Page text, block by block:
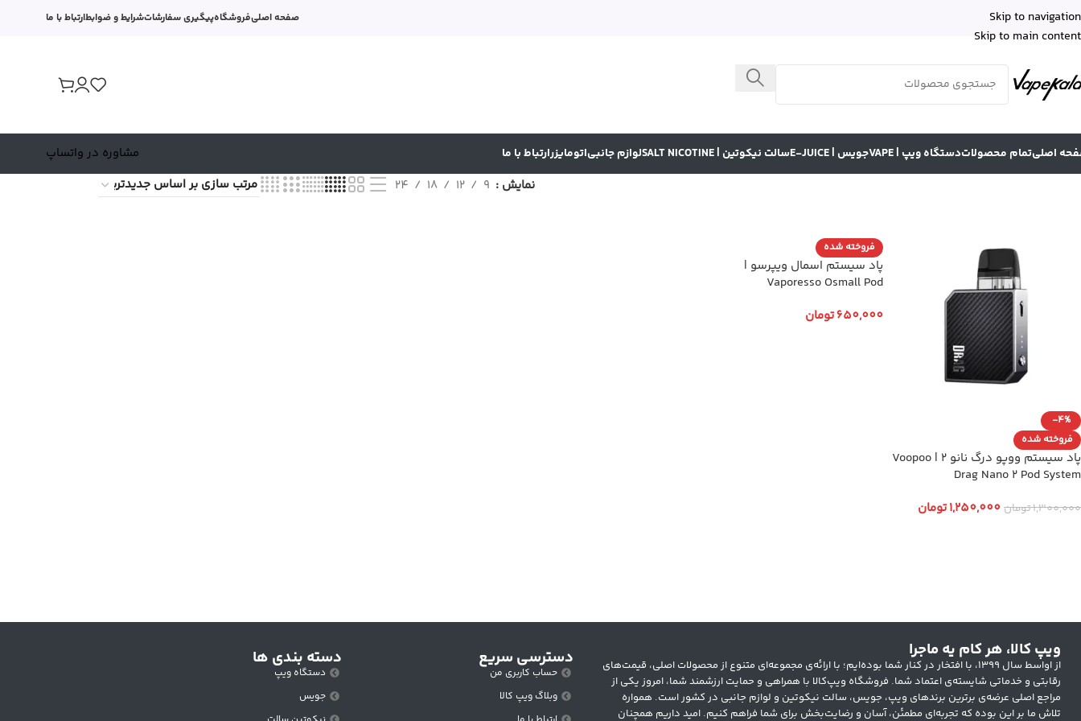
Skip to navigation
Skip to main content
صفحه اصلیفروشگاهپیگیری سفارشاتشرایط و ضوابطارتباط با ما
اصلیتمام محصولاتدستگاه ویپ | VAPE جویس | E-JUICE سالت نیکوتین | SALT NICOTINE لوازم جانبیاتومایزرارتباط با ما
مشاوره در واتساپ
نمایش
9
12
18
24
-4%
فروخته شده
پاد سیستم ووپو درگ نانو ۲ | Voopoo
Drag Nano 2 Pod System
1,300,000تومان 1,250,000تومان
فروخته شده
پاد سیستم اسمال ویپرسو |
Vaporesso Osmall Pod
650,000تومان
ویپ کالا، هر کام یه ماجرا
از اواسط سال ۱۳۹۹، با افتخار در کنار شما بوده‌ایم؛ با ارائه‌ی مجموعه‌ای متنوع از محصولات اصلی، قیمت‌های
رقابتی و خدماتی شایسته‌ی اعتماد شما. فروشگاه ویپ‌کالا با همراهی و حمایت ارزشمند شما، امروز یکی از
مراجع اصلی عرضه‌ی برترین برندهای ویپ، جویس، سالت نیکوتین و لوازم جانبی در کشور است. همواره
تلاش ما بر این بوده که تجربه‌ای مطمئن، آسان و رضایت‌بخش برای شما فراهم کنیم. امید داریم همچنان
دسترسی سریع
حساب کاربری من
وبلاگ ویپ کالا
دسته بندی ها
دستگاه ویپ
جویس